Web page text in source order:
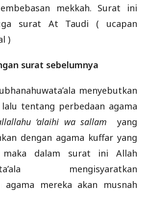
mekkah. Surat ini
surat At Taudi ( ucapan
)
surat sebelumnya
menyebutkan
tentang perbedaan agama
‘alaihi wa sallam yang
dengan agama kuffar yang
dalam surat ini Allah
mengisyaratkan
agama mereka akan musnah